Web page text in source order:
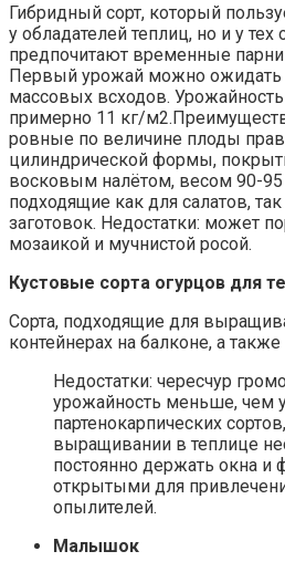
Гибридный сорт, который
у обладателей теплиц, но и у
предпочитают временные
Первый урожай можно ожидать
массовых всходов.
примерно 11 кг/
ровные по величине плоды
цилиндрической формы,
восковым налётом, весом 90-
подходящие как для салатов,
заготовок. Недостатки: может
мозаикой и мучнистой росой.
Кустовые сорта огурцов для
Сорта, подходящие для
контейнерах на балконе, а
Недостатки: чересчур
урожайность меньше, чем
партенокарпических
выращивании в теплице
постоянно держать окна и
открытыми для
опылителей.
Малышок